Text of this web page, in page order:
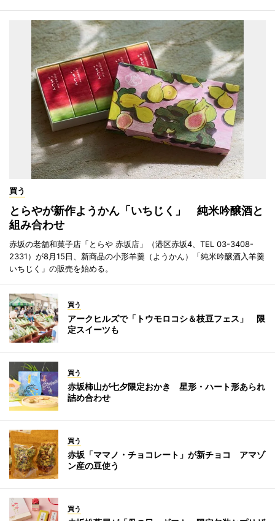
買う
とらやが新作ようかん「いちじく」 純米吟醸酒と
組み合わせ
赤坂の老舗和菓子店「とらや 赤坂店」（港区赤坂4、TEL 03-3408-
2331）が8月15日、新商品の小形羊羹（ようかん）「純米吟醸酒入羊羹
いちじく」の販売を始める。
買う
アークヒルズで「トウモロコシ＆枝豆フェス」 限
定スイーツも
買う
赤坂柿山が七夕限定おかき 星形・ハート形あられ
詰め合わせ
買う
赤坂「ママノ・チョコレート」が新チョコ アマゾ
ン産の豆使う
買う